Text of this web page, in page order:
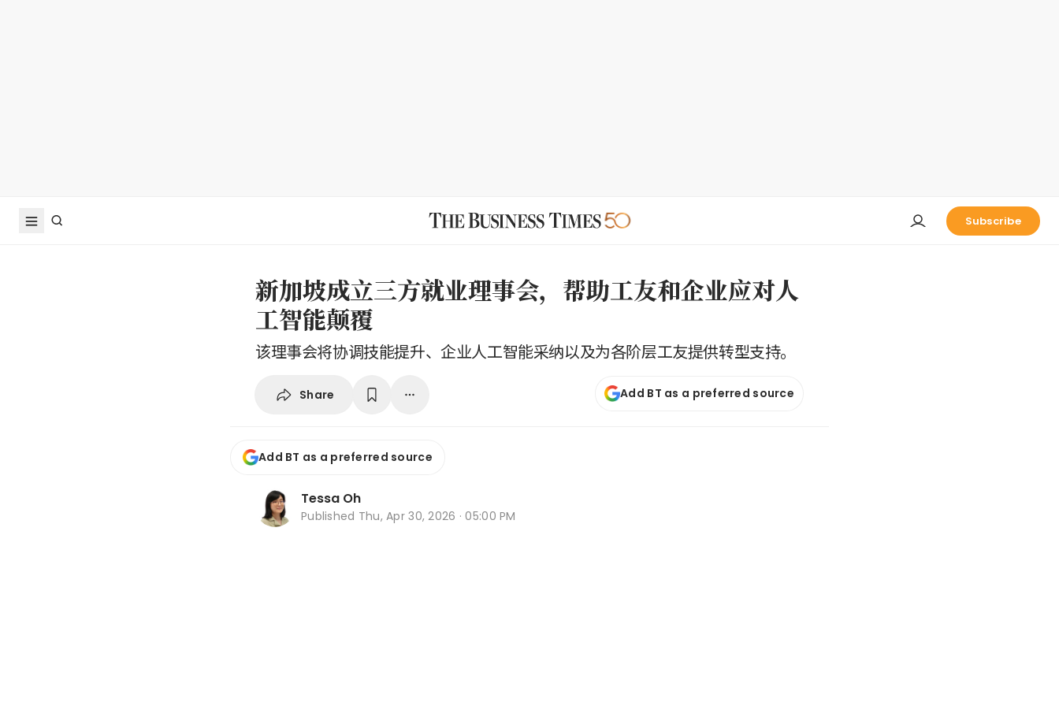
Subscribe
新加坡成立三方就业理事会，帮助工友和企业应对人
工智能颠覆
该理事会将协调技能提升、企业人工智能采纳以及为各阶层工友提供转型支持。
Share Add BT as a preferred source
Add BT as a preferred source
Tessa Oh
Published Thu, Apr 30, 2026 · 05:00 PM